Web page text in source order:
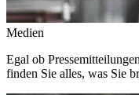
Medien
Egal ob
finden Sie alles, was Sie